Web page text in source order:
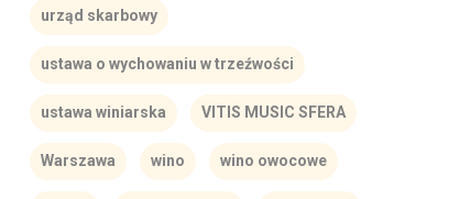
urząd skarbowy
ustawa o wychowaniu w trzeźwości
ustawa winiarska VITIS MUSIC SFERA
Warszawa wino wino owocowe